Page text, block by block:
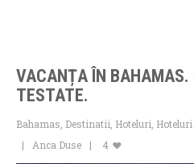
VACANȚA ÎN BAHAMAS.
TESTATE.
Bahamas Destinatii Hoteluri
Anca Duse
4